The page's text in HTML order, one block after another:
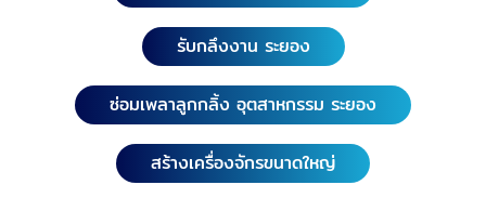
รับกลึงงาน ระยอง
ซ่อมเพลาลูกกลิ้ง อุตสาหกรรม ระยอง
สร้างเครื่องจักรขนาดใหญ่